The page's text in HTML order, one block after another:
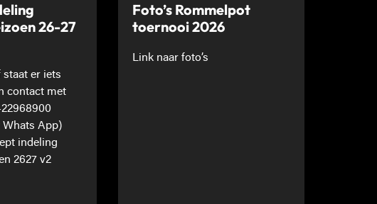
26-27
staat er iets
contact met
Whats App)
indeling
2627 v2
Foto’s Rommelpot
toernooi 2026
Link naar foto’s